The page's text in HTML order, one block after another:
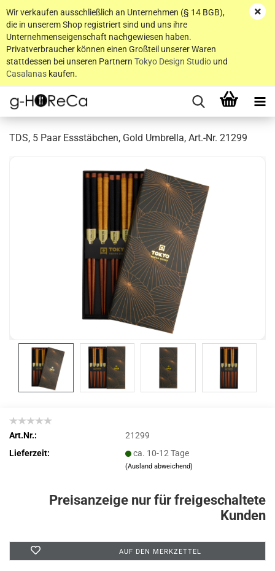
Wir verkaufen ausschließlich an Unternehmen (§ 14 BGB),
die in unserem Shop registriert sind und uns ihre
Unternehmenseigenschaft nachgewiesen haben.
Privatverbraucher können einen Großteil unserer Waren
stattdessen bei unseren Partnern Tokyo Design Studio und
Casalanas kaufen.
TDS, 5 Paar Essstäbchen, Gold Umbrella, Art.-Nr. 21299
Art.Nr.:
21299
Lieferzeit:
ca. 10-12 Tage
(Ausland abweichend)
Preisanzeige nur für freigeschaltete
Kunden
AUF DEN MERKZETTEL